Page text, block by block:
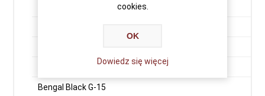
Bengal Black G-15
cookies.
OK
Dowiedz się więcej